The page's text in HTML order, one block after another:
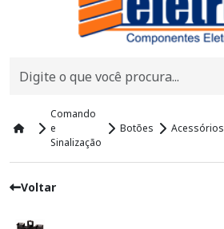
Comando
e
Sinalização
Botões Acessórios
Voltar